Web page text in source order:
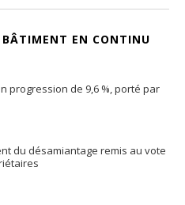
EN CONTINU
progression de 9,6 %, porté par
du désamiantage remis au vote